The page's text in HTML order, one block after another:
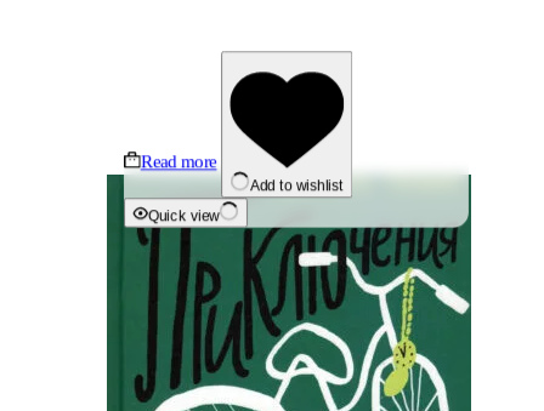
Read more
Add to wishlist
Quick view